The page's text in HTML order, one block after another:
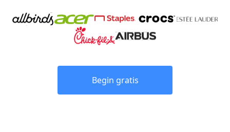
Begin gratis